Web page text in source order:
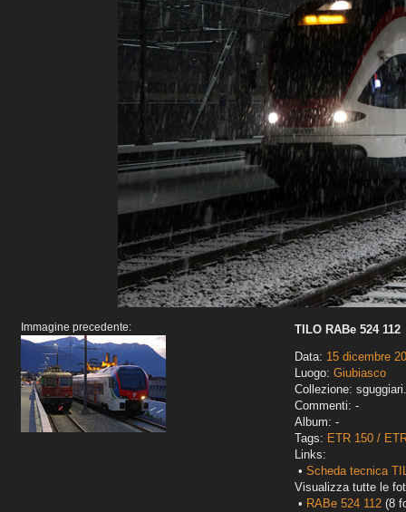
Immagine precedente:
TILO RABe 524 112
Data: 15 dicembre
Luogo: Giubiasco
Collezione:
Commenti: -
Album: -
Tags: ETR 150 /
Links:
• Scheda tecnica
Visualizza tutte le
• RABe 524 112 (8